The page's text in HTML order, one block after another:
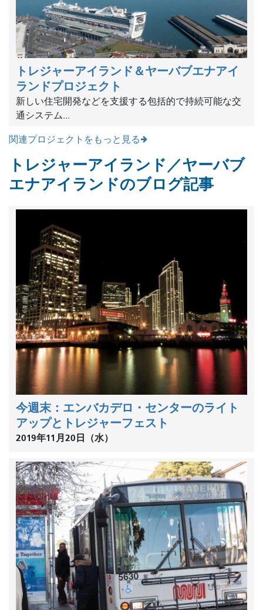
トレジャーアイランド＆ヤーバブエナアイ
ランドプロジェクト
新しい住宅開発などを支援する包括的で持続可能な交
通システム...
関連プロジェクトをもっと見る
トレジャーアイランド／ヤーバブ
エナアイランドのブログ記事
今週末：エンバカデロ・センターのライト
アップとトレジャーフェスト
2019年11月20日（水）